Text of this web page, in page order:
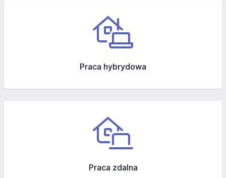
Praca hybrydowa
Praca zdalna